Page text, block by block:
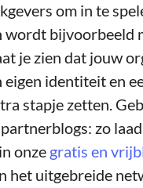
om in te
wordt bijvoorbeeld
je zien dat jouw
eigen identiteit en
stapje zetten.
zo
onze gratis en
uitgebreide